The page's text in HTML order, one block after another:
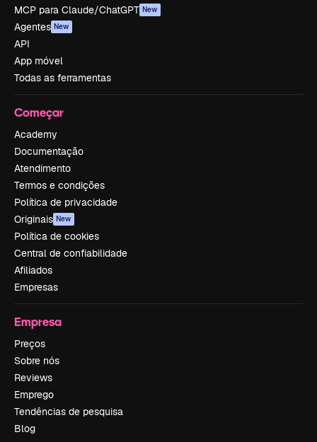
MCP para Claude/ChatGPT New
Agentes New
API
App móvel
Todas as ferramentas
Começar
Academy
Documentação
Atendimento
Termos e condições
Política de privacidade
Originais New
Política de cookies
Central de confiabilidade
Afiliados
Empresas
Empresa
Preços
Sobre nós
Reviews
Emprego
Tendências de pesquisa
Blog